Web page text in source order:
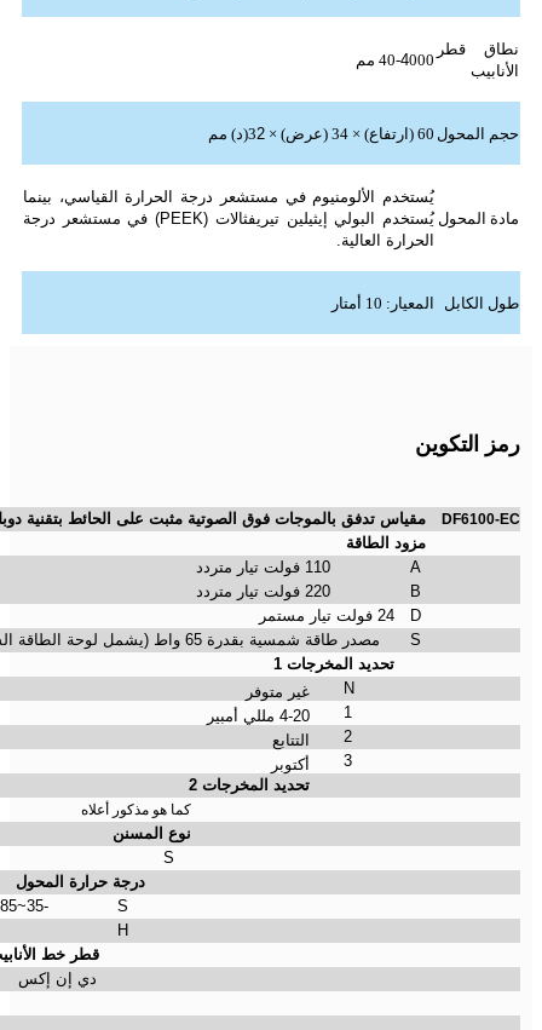
نطاق قطر
الأنابيب
40-4000 مم
حجم المحول 60 (ارتفاع) × 34 (عرض) × 3 2 (د) مم
مادة المحول
يُستخدم الألومنيوم في مستشعر درجة الحرارة القياسي، بينما
يُستخدم البولي إيثيلين تيريفثالات (PEEK) في مستشعر درجة
الحرارة العالية.
طول الكابل المعيار: 10 أمتار
رمز التكوين
DF6100-EC
مقياس تدفق بالموجات فوق الصوتية مثبت على الحائط بتقنية
مزود الطاقة
A
110 فولت تيار متردد
B
220 فولت تيار متردد
D
24 فولت تيار مستمر
S
مصدر طاقة شمسية بقدرة 65 واط (يشمل لوحة الطاقة الشمسية)
تحديد المخرجات 1
N
غير متوفر
1
4-20 مللي أمبير
2
التتابع
3
أكتوبر
تحديد المخرجات 2
كما هو مذكور أعلاه
نوع المسنن
S
درجة حرارة المحول
S
-35
~
85
H
قطر خط
دي إن إكس